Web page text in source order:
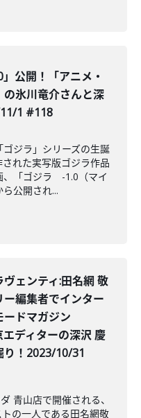
」公開！「アニメ・
の氷川竜介さんと深
1 #118
ジラ」シリーズの生誕
れた実写版ゴジラ作品
、「ゴジラ -1.0（マイ
公開され...
ェンティ:田名網 敬
編集者でインター
ードマガジン
ディターの深沢 慶
り！2023/10/31
青山店で開催される、
の一人である田名網敬